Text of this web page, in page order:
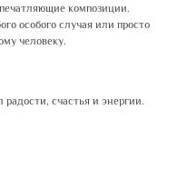
композиции.
особого случая или просто
человеку.
счастья и энергии.